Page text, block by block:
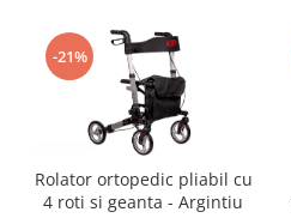
-21%
Rolator ortopedic pliabil cu
4 roti si geanta - Argintiu